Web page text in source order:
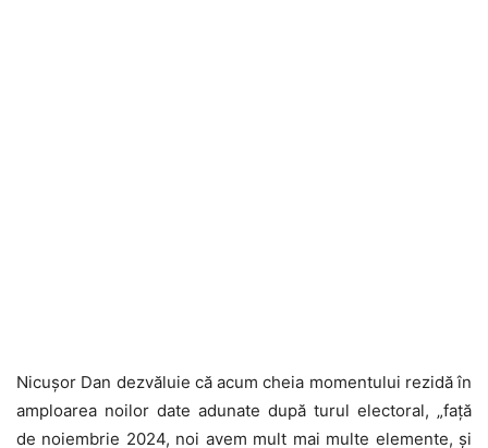
Nicușor Dan dezvăluie că acum cheia momentului rezidă în
amploarea noilor date adunate după turul electoral, „față
de noiembrie 2024, noi avem mult mai multe elemente, și